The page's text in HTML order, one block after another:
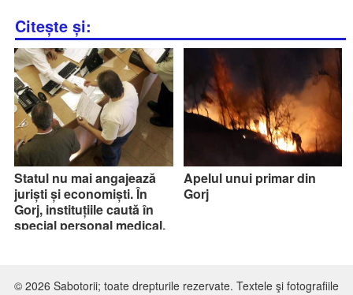
Citește și:
Statul nu mai angajează
juriști și economiști. În
Gorj, instituțiile caută în
special personal medical,
Apelul unui primar din
Gorj
© 2026 Sabotorii; toate drepturile rezervate. Textele şi fotografiile